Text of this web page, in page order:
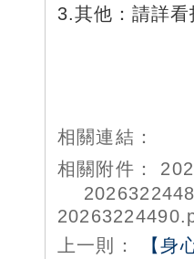
3.其他：請詳看
相關連結：
相關附件：
上一則：
【身